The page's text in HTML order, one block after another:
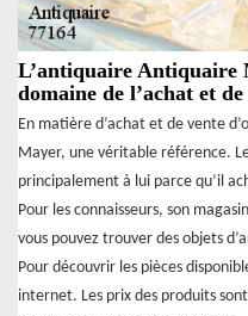
L’antiquaire Antiquaire
domaine de l’achat et
En matière d’achat et de vente
Mayer, une véritable référence.
principalement à lui parce qu’il
Pour les connaisseurs, son
vous pouvez trouver des objets
Pour découvrir les pièces
internet. Les prix des produits